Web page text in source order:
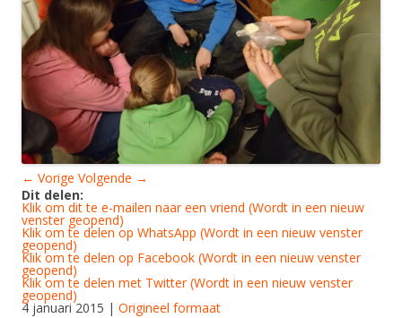
← Vorige Volgende →
Dit delen:
Klik om dit te e-mailen naar een vriend (Wordt in een nieuw
venster geopend)
Klik om te delen op WhatsApp (Wordt in een nieuw venster
geopend)
Klik om te delen op Facebook (Wordt in een nieuw venster
geopend)
Klik om te delen met Twitter (Wordt in een nieuw venster
geopend)
4 januari 2015 | Origineel formaat